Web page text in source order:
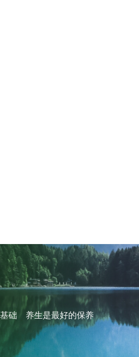
础 养生是最好的保养